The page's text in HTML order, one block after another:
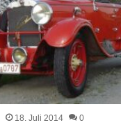
18. Juli 2014 0